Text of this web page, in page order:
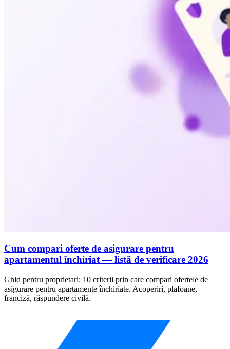
Cum compari oferte de asigurare pentru
apartamentul închiriat — listă de verificare 2026
Ghid pentru proprietari: 10 criterii prin care compari ofertele de
asigurare pentru apartamente închiriate. Acoperiri, plafoane,
franciză, răspundere civilă.